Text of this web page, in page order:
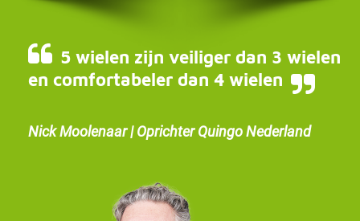
5 wielen zijn veiliger dan 3 wielen
en comfortabeler dan 4 wielen
Nick Moolenaar | Oprichter Quingo Nederland